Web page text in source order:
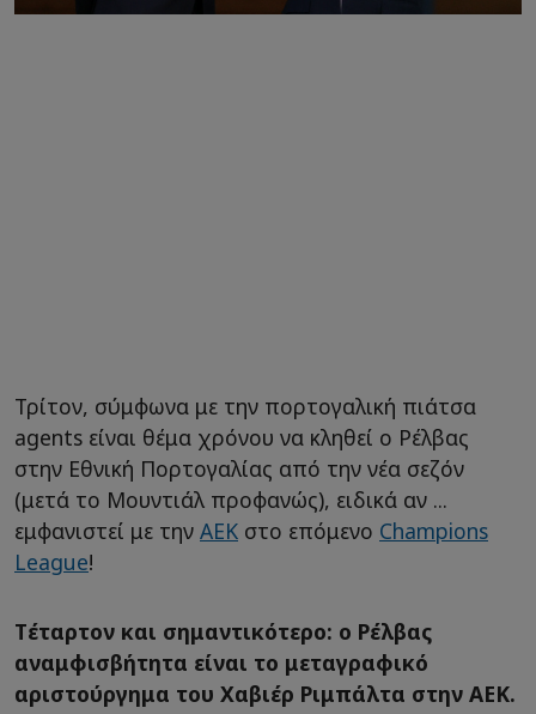
Τρίτον, σύμφωνα με την πορτογαλική πιάτσα
agents είναι θέμα χρόνου να κληθεί ο Ρέλβας
στην Εθνική Πορτογαλίας από την νέα σεζόν
(μετά το Μουντιάλ προφανώς), ειδικά αν ...
εμφανιστεί με την ΑΕΚ στο επόμενο Champions
League!
Tέταρτον και σημαντικότερο: ο Ρέλβας
αναμφισβήτητα είναι το μεταγραφικό
αριστούργημα του Χαβιέρ Ριμπάλτα στην ΑΕΚ.